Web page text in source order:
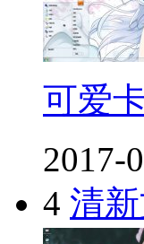
可爱
2017-
4 清